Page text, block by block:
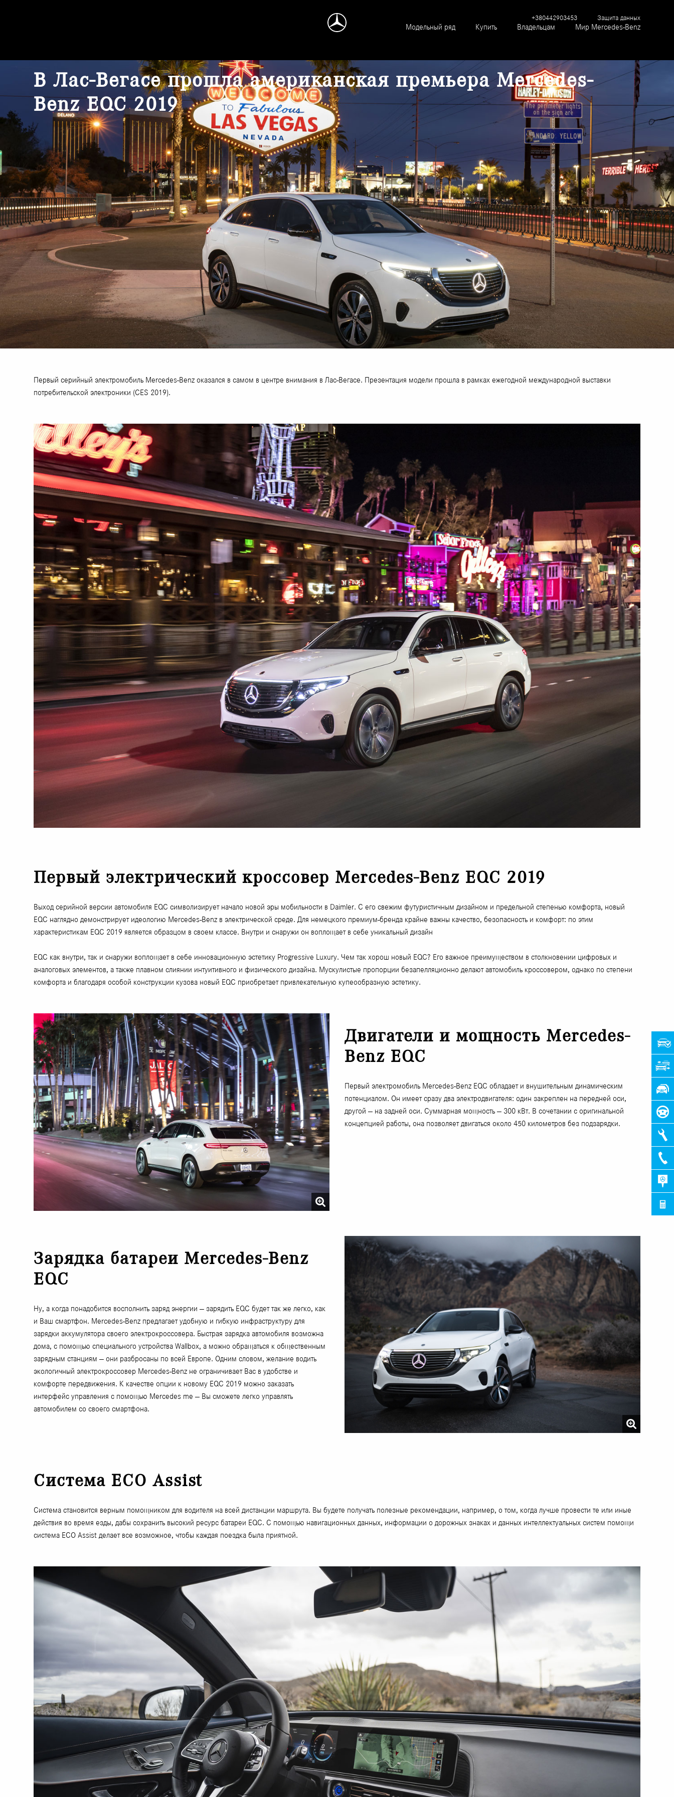
Защита данных
+380442903453
Модельный ряд Купить Владельцам Мир Mercedes-Benz
В Лас-Вегасе прошла американская премьера Mercedes-
Benz EQC 2019
Первый серийный электромобиль Mercedes-Benz оказался в самом в центре внимания в Лас-Вегасе. Презентация модели прошла в рамках ежегодной международной выставки
потребительской электроники (CES 2019).
Первый электрический кроссовер Mercedes-Benz EQC 2019
Выход серийной версии автомобиля EQC символизирует начало новой эры мобильности в Daimler. С его свежим футуристичным дизайном и предельной степенью комфорта, новый
EQC наглядно демонстрирует идеологию Mercedes-Benz в электрической среде. Для немецкого премиум-бренда крайне важны качество, безопасность и комфорт: по этим
характеристикам EQC 2019 является образцом в своем классе. Внутри и снаружи он воплощает в себе уникальный дизайн
EQC как внутри, так и снаружи воплощает в себе инновационную эстетику Progressive Luxury. Чем так хорош новый EQC? Его важное преимуществом в столкновении цифровых и
аналоговых элементов, а также плавном слиянии интуитивного и физического дизайна. Мускулистые пропорции безапелляционно делают автомобиль кроссовером, однако по степени
комфорта и благодаря особой конструкции кузова новый EQC приобретает привлекательную купеообразную эстетику.
Двигатели и мощность Mercedes-
Benz EQC
Первый электромобиль Mercedes-Benz EQC обладает и внушительным динамическим
потенциалом. Он имеет сразу два электродвигателя: один закреплен на передней оси,
другой — на задней оси. Суммарная мощность — 300 кВт. В сочетании с оригинальной
концепцией работы, она позволяет двигаться около 450 километров без подзарядки.
Зарядка батареи Mercedes-Benz
EQC
Ну, а когда понадобится восполнить заряд энергии — зарядить EQC будет так же легко, как
и Ваш смартфон. Mercedes-Benz предлагает удобную и гибкую инфраструктуру для
зарядки аккумулятора своего электрокроссовера. Быстрая зарядка автомобиля возможна
дома, с помощью специального устройства Wallbox, а можно обращаться к общественным
зарядным станциям — они разбросаны по всей Европе. Одним словом, желание водить
экологичный электрокроссовер Mercedes-Benz не ограничивает Вас в удобстве и
комфорте передвижения. К качестве опции к новому EQC 2019 можно заказать
интерфейс управления с помощью Mercedes me — Вы сможете легко управлять
автомобилем со своего смартфона.
Система ECO Assist
Система становится верным помощником для водителя на всей дистанции маршрута. Вы будете получать полезные рекомендации, например, о том, когда лучше провести те или иные
действия во время езды, дабы сохранить высокий ресурс батареи EQC. С помощью навигационных данных, информации о дорожных знаках и данных интеллектуальных систем помощи
система ECO Assist делает все возможное, чтобы каждая поездка была приятной.